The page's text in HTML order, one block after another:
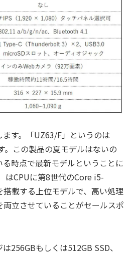
す。「UZ63/F」というのは
。この製品の夏モデルはないの
時点で最新モデルということに
はCPUに第8世代のCore i5-
載する上位モデルで、高い処理
立させていることがセールスポ
256GBもしくは512GB SSD、